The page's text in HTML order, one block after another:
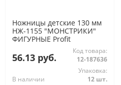
Ножницы детские 130 мм
НЖ-1155 "МОНСТРИКИ"
ФИГУРНЫЕ Profit
56.13 руб.
Код товара:
12-187636
В наличии
Упаковка:
12 шт.